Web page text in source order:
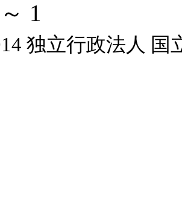
1
独立行政法人 国